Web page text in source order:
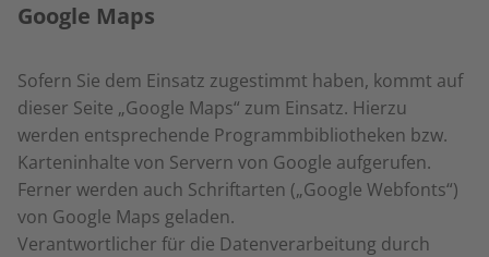
Google Maps
Sofern Sie dem Einsatz zugestimmt haben, kommt auf
dieser Seite „Google Maps“ zum Einsatz. Hierzu
werden entsprechende Programmbibliotheken bzw.
Karteninhalte von Servern von Google aufgerufen.
Ferner werden auch Schriftarten („Google Webfonts“)
von Google Maps geladen.
Verantwortlicher für die Datenverarbeitung durch